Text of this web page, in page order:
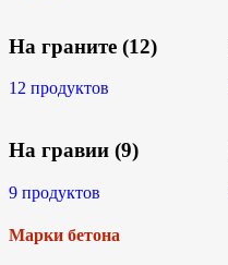
На граните (12)
12 продуктов
На гравии (9)
9 продуктов
Марки бетона